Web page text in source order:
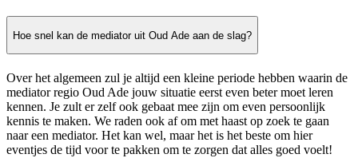
Hoe snel kan de mediator uit Oud Ade aan de slag?
Over het algemeen zul je altijd een kleine periode hebben waarin de
mediator regio Oud Ade jouw situatie eerst even beter moet leren
kennen. Je zult er zelf ook gebaat mee zijn om even persoonlijk
kennis te maken. We raden ook af om met haast op zoek te gaan
naar een mediator. Het kan wel, maar het is het beste om hier
eventjes de tijd voor te pakken om te zorgen dat alles goed voelt!